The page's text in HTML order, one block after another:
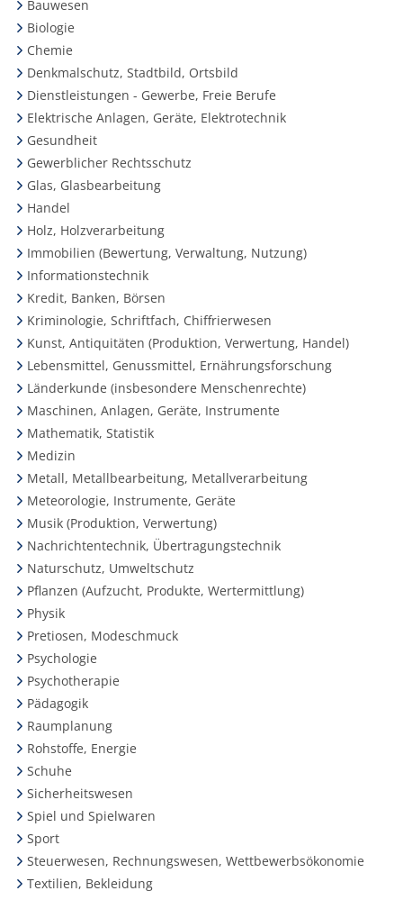
Bauwesen
Biologie
Chemie
Denkmalschutz, Stadtbild, Ortsbild
Dienstleistungen - Gewerbe, Freie Berufe
Elektrische Anlagen, Geräte, Elektrotechnik
Gesundheit
Gewerblicher Rechtsschutz
Glas, Glasbearbeitung
Handel
Holz, Holzverarbeitung
Immobilien (Bewertung, Verwaltung, Nutzung)
Informationstechnik
Kredit, Banken, Börsen
Kriminologie, Schriftfach, Chiffrierwesen
Kunst, Antiquitäten (Produktion, Verwertung, Handel)
Lebensmittel, Genussmittel, Ernährungsforschung
Länderkunde (insbesondere Menschenrechte)
Maschinen, Anlagen, Geräte, Instrumente
Mathematik, Statistik
Medizin
Metall, Metallbearbeitung, Metallverarbeitung
Meteorologie, Instrumente, Geräte
Musik (Produktion, Verwertung)
Nachrichtentechnik, Übertragungstechnik
Naturschutz, Umweltschutz
Pflanzen (Aufzucht, Produkte, Wertermittlung)
Physik
Pretiosen, Modeschmuck
Psychologie
Psychotherapie
Pädagogik
Raumplanung
Rohstoffe, Energie
Schuhe
Sicherheitswesen
Spiel und Spielwaren
Sport
Steuerwesen, Rechnungswesen, Wettbewerbsökonomie
Textilien, Bekleidung